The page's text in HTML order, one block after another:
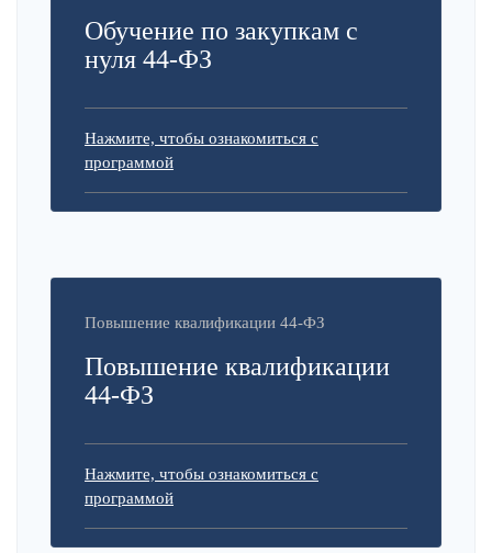
Обучение по закупкам с
нуля 44-ФЗ
Нажмите, чтобы ознакомиться с
программой
Повышение квалификации 44-ФЗ
Повышение квалификации
44-ФЗ
Нажмите, чтобы ознакомиться с
программой